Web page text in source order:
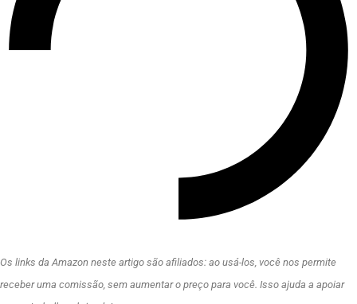
Os links da Amazon neste artigo são afiliados: ao usá-los, você nos permite
receber uma comissão, sem aumentar o preço para você. Isso ajuda a apoiar